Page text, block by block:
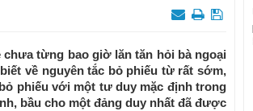
từng bao giờ lăn tăn hỏi bà ngoại
về nguyên tắc bỏ phiếu từ rất sớm,
phiếu với một tư duy mặc định trong
bầu cho một đảng duy nhất đã được